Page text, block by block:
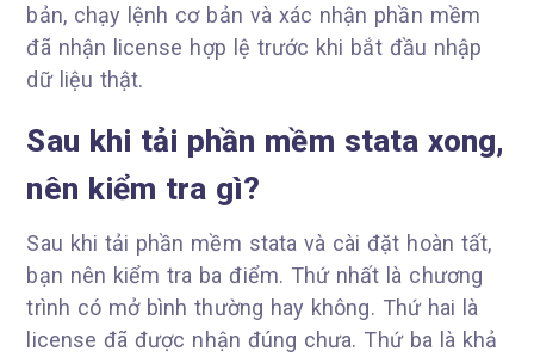
bản, chạy lệnh cơ bản và xác nhận phần mềm
đã nhận license hợp lệ trước khi bắt đầu nhập
dữ liệu thật.
Sau khi tải phần mềm stata xong,
nên kiểm tra gì?
Sau khi tải phần mềm stata và cài đặt hoàn tất,
bạn nên kiểm tra ba điểm. Thứ nhất là chương
trình có mở bình thường hay không. Thứ hai là
license đã được nhận đúng chưa. Thứ ba là khả